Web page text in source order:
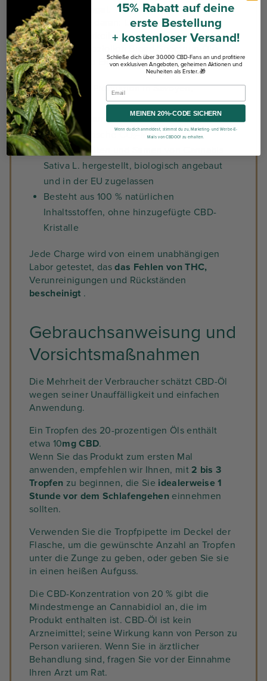
vollkommen legal
Und das Beste daran: Um eine zuverlässige
Rückverfolgbarkeit zu gewährleisten, zeichnen
sich unsere speziellen Broad-Spectrum-Öle
durch folgende Eigenschaften aus:
aus lokaler Produktion in Savoyen,
Frankreich
Kalt und lösungsmittelfrei extrahiert, durch
die überkritische CO₂-Methode
Aus den Blüten und Samen von Cannabis
Sativa L. hergestellt, biologisch angebaut
und in der EU zugelassen
Besteht aus 100 % natürlichen
Inhaltsstoffen, ohne hinzugefügte CBD-
Kristalle
Jede Charge wird von einem unabhängigen
Labor getestet, dasdas Fehlen von THC,
Verunreinigungen und Rückständen
bescheinigt .
Gebrauchsanweisung und
Vorsichtsmaßnahmen
Die Mehrheit der Verbraucher schätzt CBD-Öl
wegen seiner Unauffälligkeit und einfachen
Anwendung.
Ein Tropfen des 20-prozentigen Öls enthält
etwa 10mg CBD.
Wenn Sie das Produkt zum ersten Mal
anwenden, empfehlen wir Ihnen, mit2 bis 3
Tropfen zu beginnen, die Sie idealerweise 1
Stunde vor dem Schlafengeheneinnehmen
sollten.
Verwenden Sie die Tropfpipette im Deckel der
Flasche, um die gewünschte Anzahl an Tropfen
unter die Zunge zu geben, oder geben Sie sie
in einen heißen Aufguss.
Die CBD-Konzentration von 20 % gibt die
Mindestmenge an Cannabidiol an, die im
Produkt enthalten ist. CBD-Öl ist kein
Arzneimittel; seine Wirkung kann von Person zu
Person variieren. Wenn Sie in ärztlicher
Behandlung sind, fragen Sie vor der Einnahme
Ihren Arzt um Rat.
15% Rabatt auf deine
erste Bestellung
+ kostenloser Versand!
Schließe dich über 30.000 CBD-Fans an und profitiere
von exklusiven Angeboten, geheimen Aktionen und
Neuheiten als Erster. 🎁
MEINEN 20%-CODE SICHERN
Wenn du dich anmeldest, stimmst du zu, Marketing- und Werbe-E-
Mails von CBDOO! zu erhalten.